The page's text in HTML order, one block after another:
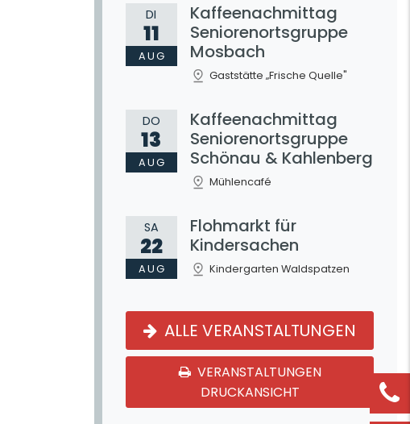
DI
11
AUG
Kaffeenachmittag
Seniorenortsgruppe
Mosbach
Gaststätte „Frische Quelle"
DO
13
AUG
Kaffeenachmittag
Seniorenortsgruppe
Schönau & Kahlenberg
Mühlencafé
SA
22
AUG
Flohmarkt für
Kindersachen
Kindergarten Waldspatzen
ALLE VERANSTALTUNGEN
VERANSTALTUNGEN
DRUCKANSICHT